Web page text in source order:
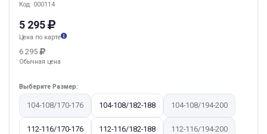
Код: 000114
5 295
Цена по карте
6 295
Обычная цена
Выберите Размер:
104-108/170-176 104-108/182-188 104-108/194-200
112-116/170-176 112-116/182-188 112-116/194-200